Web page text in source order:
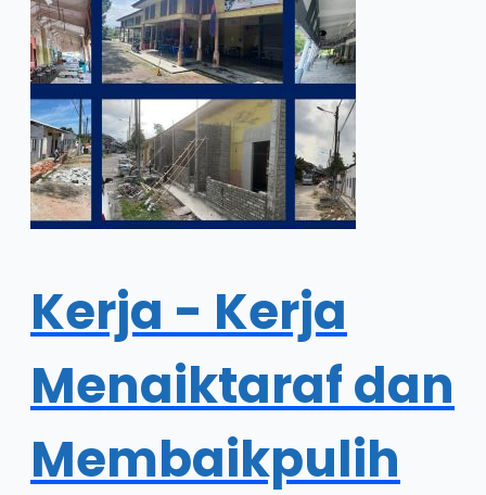
Kerja - Kerja
Menaiktaraf dan
Membaikpulih